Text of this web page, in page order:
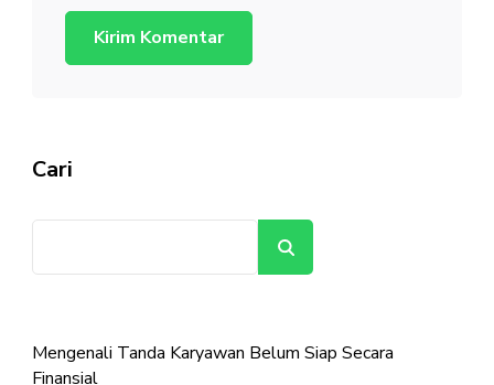
Cari
Mengenali Tanda Karyawan Belum Siap Secara
Finansial